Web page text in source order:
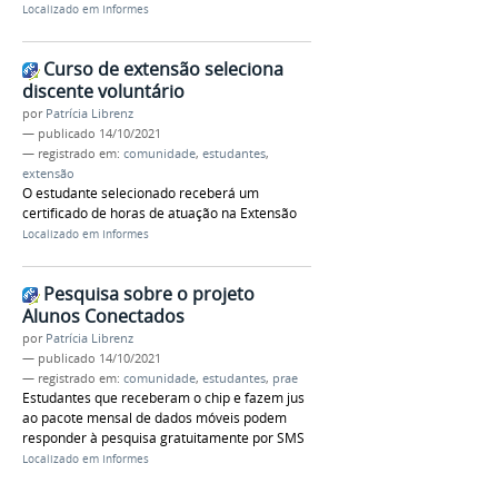
Localizado em Informes
Curso de extensão seleciona
discente voluntário
por Patrícia Librenz
— publicado 14/10/2021
— registrado em: comunidade, estudantes,
extensão
O estudante selecionado receberá um
certificado de horas de atuação na Extensão
Localizado em Informes
Pesquisa sobre o projeto
Alunos Conectados
por Patrícia Librenz
— publicado 14/10/2021
— registrado em: comunidade, estudantes, prae
Estudantes que receberam o chip e fazem jus
ao pacote mensal de dados móveis podem
responder à pesquisa gratuitamente por SMS
Localizado em Informes